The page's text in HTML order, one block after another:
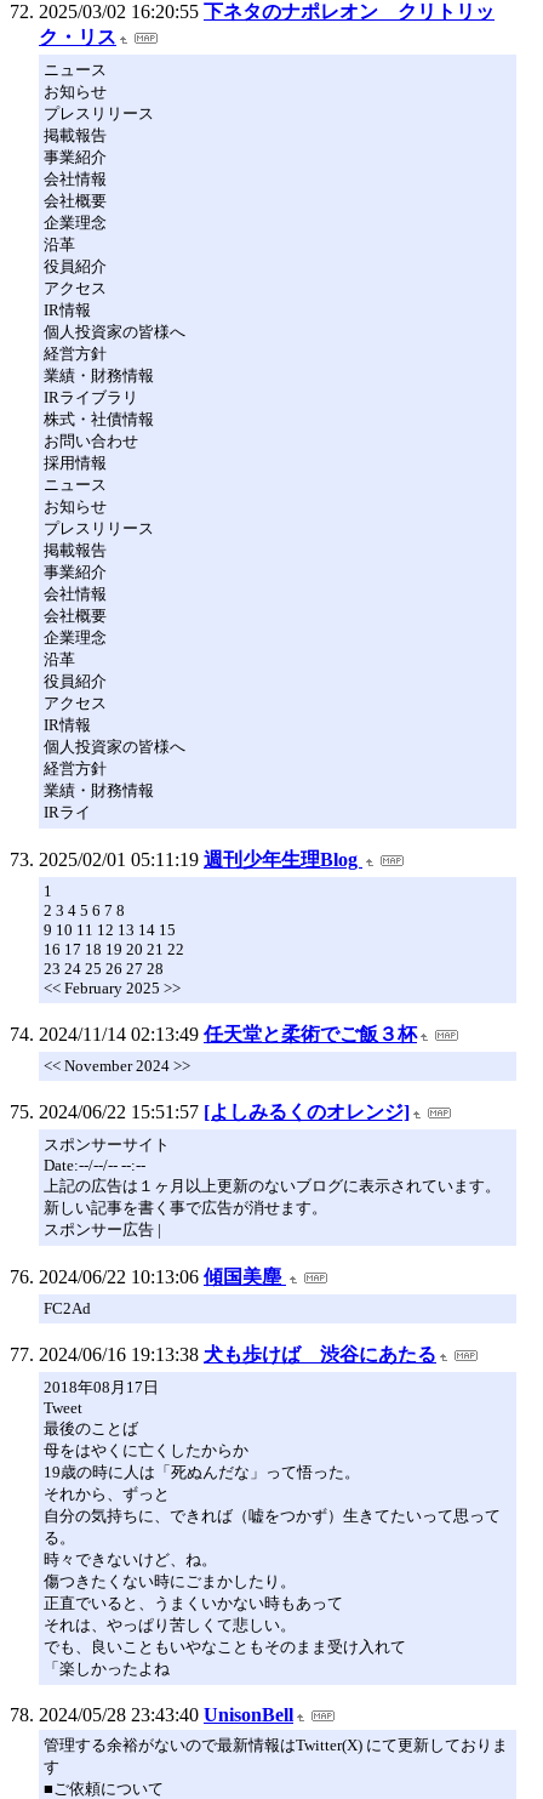
2025/03/02 16:20:55 下ネタのナポレオン クリトリッ
ク・リス
ニュース
お知らせ
プレスリリース
掲載報告
事業紹介
会社情報
会社概要
企業理念
沿革
役員紹介
アクセス
IR情報
個人投資家の皆様へ
経営方針
業績・財務情報
IRライブラリ
株式・社債情報
お問い合わせ
採用情報
ニュース
お知らせ
プレスリリース
掲載報告
事業紹介
会社情報
会社概要
企業理念
沿革
役員紹介
アクセス
IR情報
個人投資家の皆様へ
経営方針
業績・財務情報
IRライ
2025/02/01 05:11:19 週刊少年生理Blog
1
2 3 4 5 6 7 8
9 10 11 12 13 14 15
16 17 18 19 20 21 22
23 24 25 26 27 28
<< February 2025 >>
2024/11/14 02:13:49 任天堂と柔術でご飯３杯
<< November 2024 >>
2024/06/22 15:51:57 [よしみるくのオレンジ]
スポンサーサイト
Date:--/--/-- --:--
上記の広告は１ヶ月以上更新のないブログに表示されています。
新しい記事を書く事で広告が消せます。
スポンサー広告 |
2024/06/22 10:13:06 傾国美塵
FC2Ad
2024/06/16 19:13:38 犬も歩けば 渋谷にあたる
2018年08月17日
Tweet
最後のことば
母をはやくに亡くしたからか
19歳の時に人は「死ぬんだな」って悟った。
それから、ずっと
自分の気持ちに、できれば（嘘をつかず）生きてたいって思って
る。
時々できないけど、ね。
傷つきたくない時にごまかしたり。
正直でいると、うまくいかない時もあって
それは、やっぱり苦しくて悲しい。
でも、良いこともいやなこともそのまま受け入れて
「楽しかったよね
2024/05/28 23:43:40 UnisonBell
管理する余裕がないので最新情報はTwitter(X) にて更新しておりま
す
■ご依頼について